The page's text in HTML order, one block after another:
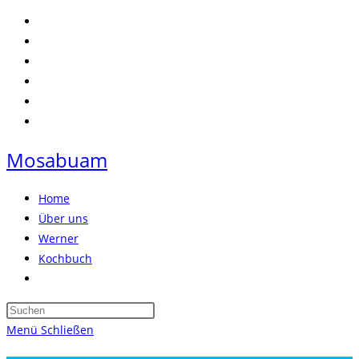
Zum
Inhalt
springen
Mosabuam
Home
Über uns
Werner
Kochbuch
umschalten
Press
Menü Schließen